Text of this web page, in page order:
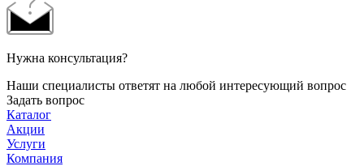
Нужна консультация?
Наши специалисты ответят на любой интересующий вопрос
Задать вопрос
Каталог
Акции
Услуги
Компания